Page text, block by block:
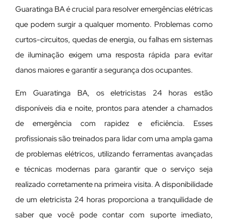
Guaratinga BA é crucial para resolver emergências elétricas
que podem surgir a qualquer momento. Problemas como
curtos-circuitos, quedas de energia, ou falhas em sistemas
de iluminação exigem uma resposta rápida para evitar
danos maiores e garantir a segurança dos ocupantes.
Em Guaratinga BA, os eletricistas 24 horas estão
disponíveis dia e noite, prontos para atender a chamados
de emergência com rapidez e eficiência. Esses
profissionais são treinados para lidar com uma ampla gama
de problemas elétricos, utilizando ferramentas avançadas
e técnicas modernas para garantir que o serviço seja
realizado corretamente na primeira visita. A disponibilidade
de um eletricista 24 horas proporciona a tranquilidade de
saber que você pode contar com suporte imediato,